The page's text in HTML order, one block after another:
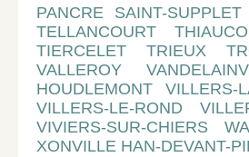
PANCRE SAINT-
TELLANCOURT
TIERCELET TRIEUX
VALLEROY
HOUDLEMONT VILLERS-
VILLERS-LE-ROND
VIVIERS-SUR-CHIERS
XONVILLE HAN-DEVANT-